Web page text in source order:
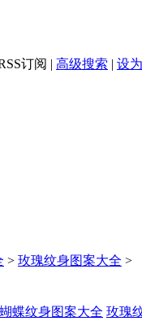
订阅 | 高级搜索 | 设
> 玫瑰纹身图案大全 >
蝴蝶纹身图案大全 玫瑰